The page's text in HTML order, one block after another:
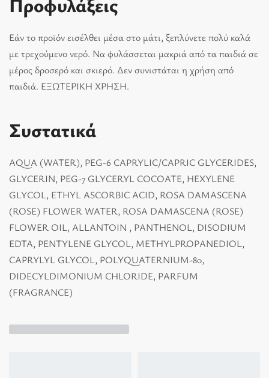
Εάν το προϊόν εισέλθει μέσα στο μάτι, ξεπλύνετε πολύ καλά
με τρεχούμενο νερό. Να φυλάσσεται μακριά από τα παιδιά σε
μέρος δροσερό και σκιερό. Δεν συνιστάται η χρήση από
παιδιά. ΕΞΩΤΕΡΙΚΗ ΧΡΗΣΗ.
Συστατικά
AQUA (WATER), PEG-6 CAPRYLIC/CAPRIC GLYCERIDES,
GLYCERIN, PEG-7 GLYCERYL COCOATE, HEXYLENE
GLYCOL, ETHYL ASCORBIC ACID, ROSA DAMASCENA
(ROSE) FLOWER WATER, ROSA DAMASCENA (ROSE)
FLOWER OIL, ALLANTOIN , PANTHENOL, DISODIUM
EDTA, PENTYLENE GLYCOL, METHYLPROPANEDIOL,
CAPRYLYL GLYCOL, POLYQUATERNIUM-80,
DIDECYLDIMONIUM CHLORIDE, PARFUM
(FRAGRANCE)